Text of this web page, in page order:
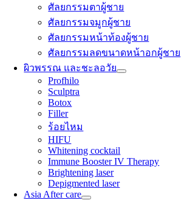
ศัลยกรรมตาผู้ชาย
ศัลยกรรมจมูกผู้ชาย
ศัลยกรรมหน้าท้องผู้ชาย
ศัลยกรรมลดขนาดหน้าอกผู้ชาย
ผิวพรรณ และชะลอวัย
Profhilo
Sculptra
Botox
Filler
ร้อยไหม
HIFU
Whitening cocktail
Immune Booster IV Therapy
Brightening laser
Depigmented laser
Asia After care